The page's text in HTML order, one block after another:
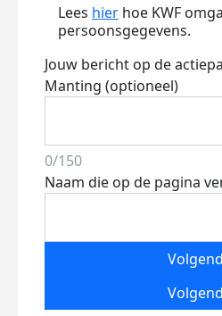
Lees hier hoe KWF
persoonsgegevens.
Jouw bericht op de
Manting (optioneel)
0/150
Naam die op de pagina